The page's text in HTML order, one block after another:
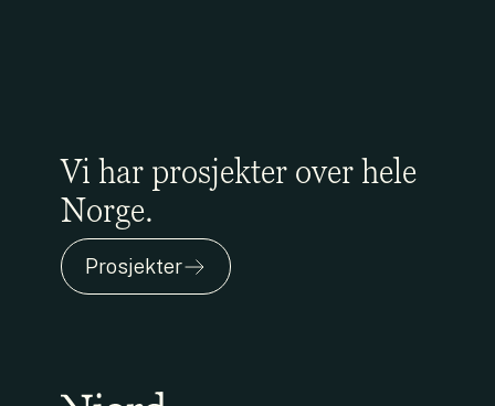
Vi har prosjekter over hele
Norge.
Prosjekter